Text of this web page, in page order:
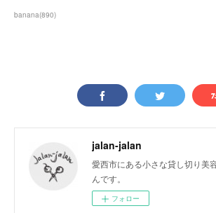
banana(890)
jalan-jalan
愛西市にある小さな貸し切り美
んです。
フォロー